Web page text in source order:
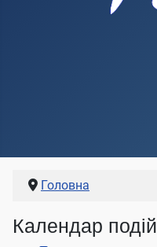
Головна
Календар подій